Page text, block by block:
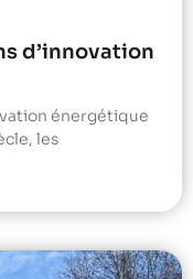
d’innovation
énergétique
les